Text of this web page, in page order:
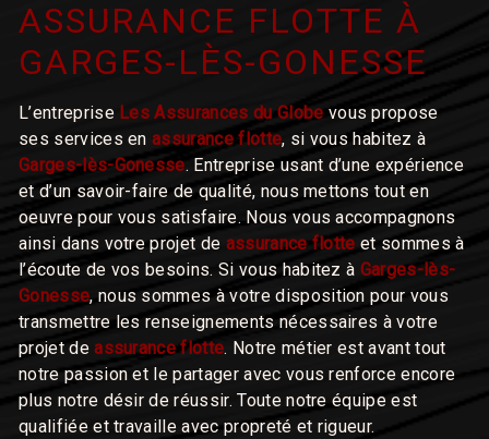
ASSURANCE FLOTTE À
GARGES-LÈS-GONESSE
L’entreprise Les Assurances du Globe vous propose
ses services enassurance flotte, si vous habitez à
Garges-lès-Gonesse. Entreprise usant d’une expérience
et d’un savoir-faire de qualité, nous mettons tout en
oeuvre pour vous satisfaire. Nous vous accompagnons
ainsi dans votre projet de assurance flotte et sommes à
l’écoute de vos besoins. Si vous habitez à Garges-lès-
Gonesse, nous sommes à votre disposition pour vous
transmettre les renseignements nécessaires à votre
projet deassurance flotte. Notre métier est avant tout
notre passion et le partager avec vous renforce encore
plus notre désir de réussir. Toute notre équipe est
qualifiée et travaille avec propreté et rigueur.